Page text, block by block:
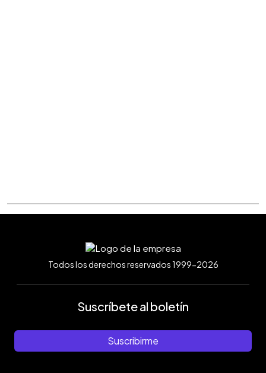
Todos los derechos reservados 1999-2026
Suscríbete al boletín
Suscribirme